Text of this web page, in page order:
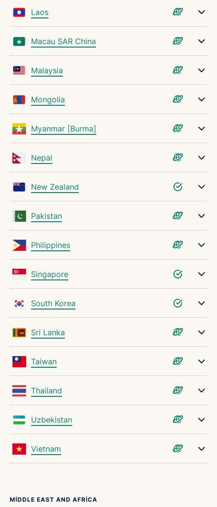
Laos
Macau SAR China
Malaysia
Mongolia
Myanmar [Burma]
Nepal
New Zealand
Pakistan
Philippines
Singapore
South Korea
Sri Lanka
Taiwan
Thailand
Uzbekistan
Vietnam
MIDDLE EAST AND AFRICA